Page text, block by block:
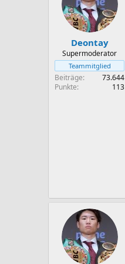
Deontay
Supermoderator
Teammitglied
Beiträge
73.644
Punkte
113